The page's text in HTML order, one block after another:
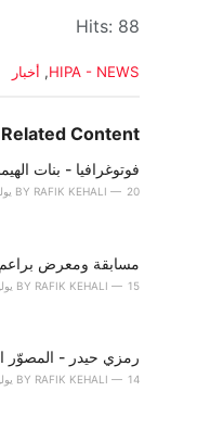
Hits: 88
C
e
o
r
:
HIPA - NEWS
, أخبار
Related Content
فوتوغرافيا - بنات
BY RAFIK KEHALI 20 يوليو، 2026
مسابقة ومعرض براعم
BY RAFIK KEHALI 15 يوليو، 2026
رمزي حيدر - المصوّر
BY RAFIK KEHALI 14 يوليو، 2026